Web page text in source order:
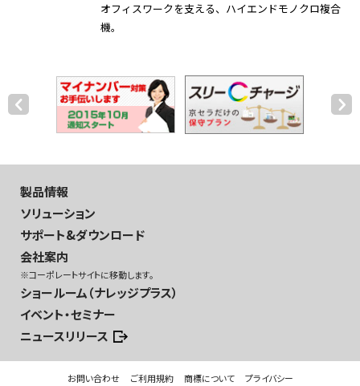
オフィスワークを支える、ハイエンドモノクロ複合
機。
製品情報
ソリューション
サポート&ダウンロード
会社案内
※コーポレートサイトに移動します。
ショールーム（ナレッジプラス）
イベント・セミナー
ニュースリリース
お問い合わせ ご利用規約 商標について プライバシー